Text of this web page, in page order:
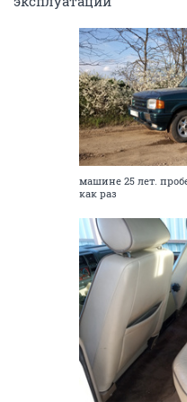
машине 25 лет.
как раз